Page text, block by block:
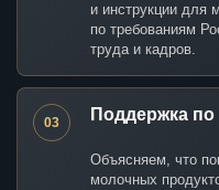
и инструкции для
по требованиям
труда и кадров.
03 Поддержка по
Объясняем, что
молочных